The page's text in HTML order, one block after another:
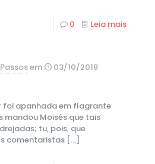
0 Leia mais
em 03/10/2018
foi apanhada em flagrante
mandou Moisés que tais
tu, pois, que
comentaristas […]